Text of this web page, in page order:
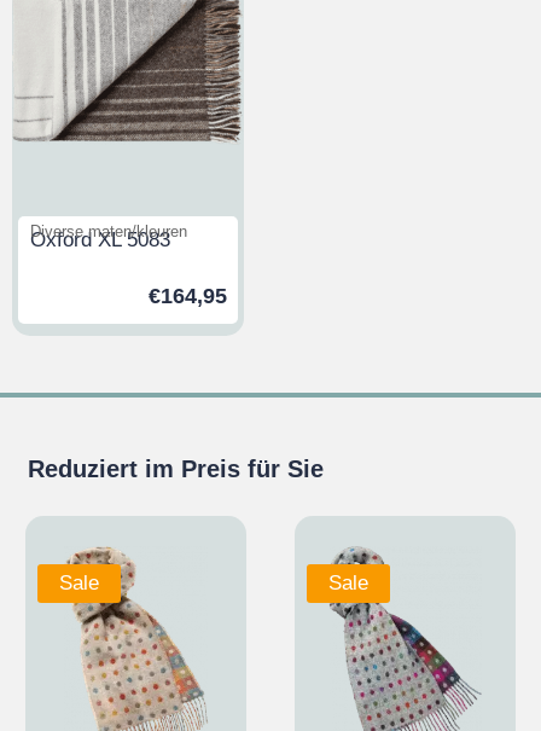
Oxford XL 5083
Diverse maten/kleuren
€164,95
Reduziert im Preis für Sie
Sale Sale